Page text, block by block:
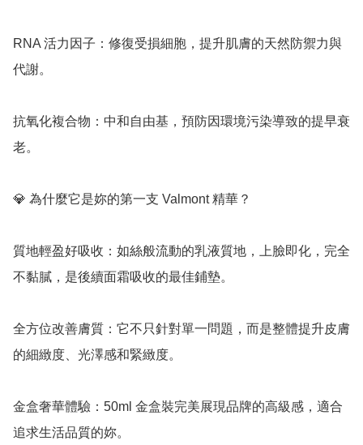
RNA 活力因子：修復受損細胞，提升肌膚的天然防禦力與
代謝。
抗氧化複合物：中和自由基，預防因環境污染導致的提早衰
老。
💎 為什麼它是妳的第一支 Valmont 精華？
質地輕盈好吸收：如絲般流動的乳液質地，上臉即化，完全
不黏膩，是後續面霜吸收的最佳鋪墊。
全方位改善膚質：它不只針對單一問題，而是整體提升皮膚
的細緻度、光澤感和緊緻度。
金盒奢華體驗：50ml 金盒裝完美展現品牌的高級感，適合
追求生活品質的妳。